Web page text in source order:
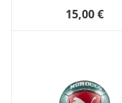
15,00 €